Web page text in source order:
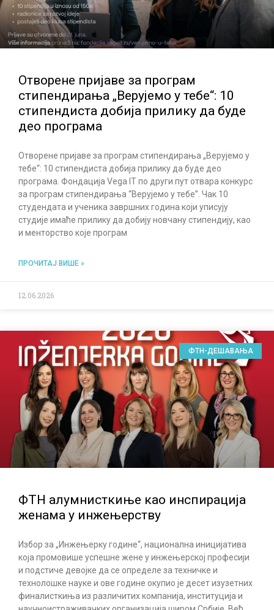
Отворене пријаве за програм
стипендирања „Верујемо у тебе“: 10
стипендиста добија прилику да буде
део програма
Отворене пријаве за програм стипендирања „Верујемо у
тебе“: 10 стипендиста добија прилику да буде део
програма. Фондација Vega IT по други пут отвара конкурс
за програм стипендирања “Верујемо у тебе”. Чак 10
студендата и ученика завршних година који уписују
студије имаће прилику да добију новчану стипендију, као
и менторство које програм
ПРОЧИТАЈ ВИШЕ »
12.06.2026
ФТН-ДЕШАВАЊА
ФТН алумнисткиње као инспирација
женама у инжењерству
Избор за „Инжењерку године“, национална иницијатива
која промовише успешне жене у инжењерској професији
и подстиче девојке да се определе за техничке и
технолошке науке и ове године окупио је десет изузетних
финалисткиња из различитих компанија, институција и